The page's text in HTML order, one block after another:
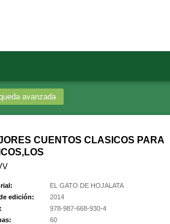
avanzada
CUENTOS CLASICOS PARA
EL GATO DE HOJALATA
edición:
2014
978-987-668-930-4
60